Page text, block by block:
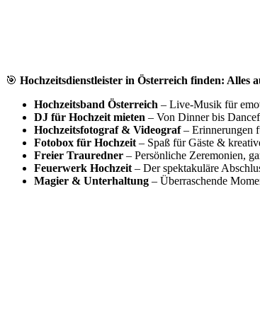
🎯 Hochzeitsdienstleister in Österreich finden: Alles
Hochzeitsband Österreich – Live-Musik für
DJ für Hochzeit mieten – Von Dinner bis
Hochzeitsfotograf & Videograf– Erinnerungen
Fotobox für Hochzeit – Spaß für Gäste &
Freier Trauredner – Persönliche Zeremonien,
Feuerwerk Hochzeit – Der spektakuläre
Magier & Unterhaltung – Überraschende